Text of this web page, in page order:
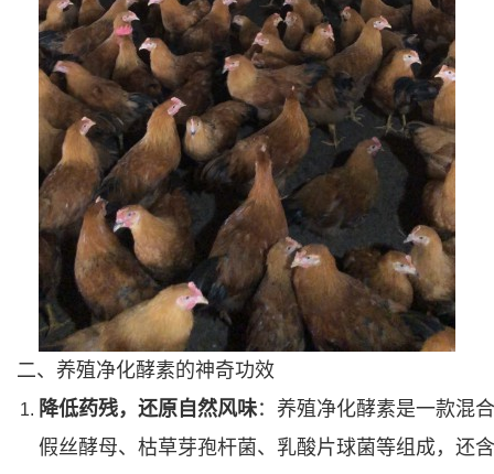
二、养殖净化酵素的神奇功效
降低药残，还原自然风味：养殖净化酵素是一款混
假丝酵母、枯草芽孢杆菌、乳酸片球菌等组成，还